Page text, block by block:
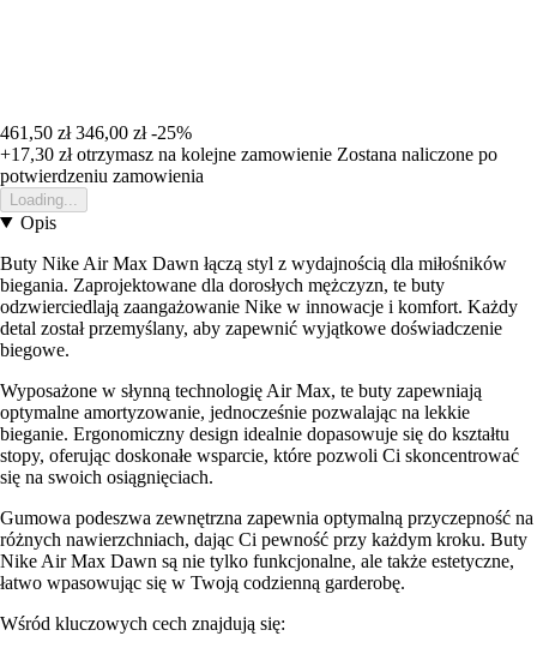
461,50 zł 346,00 zł -25%
+17,30 złotrzymasz na kolejne zamowienie Zostana naliczone po
potwierdzeniu zamowienia
Loading...
Opis
Buty Nike Air Max Dawn łączą styl z wydajnością dla miłośników
biegania. Zaprojektowane dla dorosłych mężczyzn, te buty
odzwierciedlają zaangażowanie Nike w innowacje i komfort. Każdy
detal został przemyślany, aby zapewnić wyjątkowe doświadczenie
biegowe.
Wyposażone w słynną technologię Air Max, te buty zapewniają
optymalne amortyzowanie, jednocześnie pozwalając na lekkie
bieganie. Ergonomiczny design idealnie dopasowuje się do kształtu
stopy, oferując doskonałe wsparcie, które pozwoli Ci skoncentrować
się na swoich osiągnięciach.
Gumowa podeszwa zewnętrzna zapewnia optymalną przyczepność na
różnych nawierzchniach, dając Ci pewność przy każdym kroku. Buty
Nike Air Max Dawn są nie tylko funkcjonalne, ale także estetyczne,
łatwo wpasowując się w Twoją codzienną garderobę.
Wśród kluczowych cech znajdują się: